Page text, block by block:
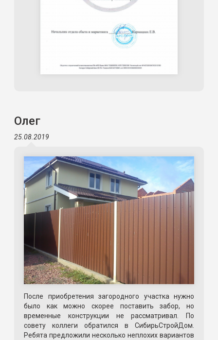
Олег
25.08.2019
После приобретения загородного участка нужно
было как можно скорее поставить забор, но
временные конструкции не рассматривал. По
совету коллеги обратился в СибирьСтройДом.
Ребята предложили несколько неплохих вариантов